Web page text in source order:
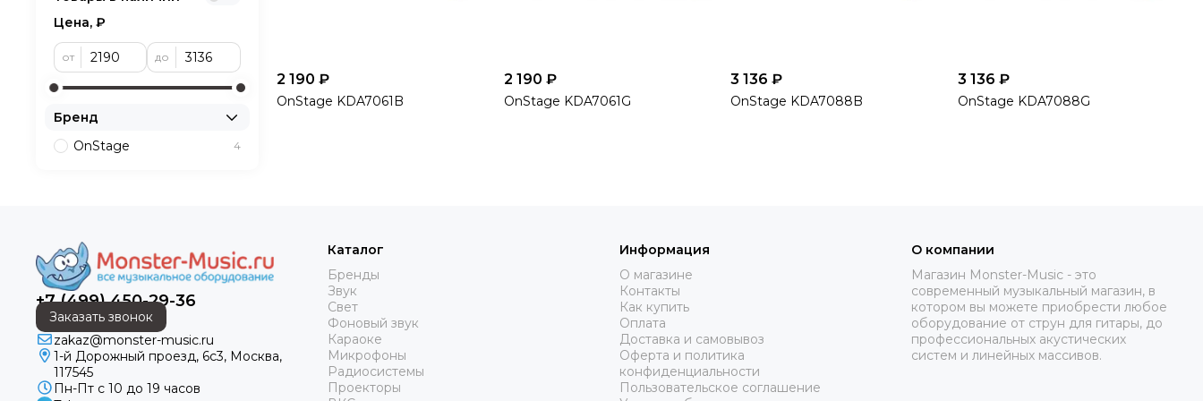
2 190 ₽
OnStage KDA7061B
2 190 ₽
OnStage KDA7061G
3 136 ₽
OnStage KDA7088B
3 136 ₽
OnStage KDA7088G
Цена, ₽
от до
Бренд
OnStage
4
+7 (499) 450-29-36
Заказать звонок
zakaz@monster-music.ru
1-й Дорожный проезд, 6с3, Москва,
117545
Пн-Пт с 10 до 19 часов
Каталог
Бренды
Звук
Свет
Фоновый звук
Караоке
Микрофоны
Радиосистемы
Проекторы
Информация
О магазине
Контакты
Как купить
Оплата
Доставка и самовывоз
Оферта и политика
конфиденциальности
Пользовательское соглашение
О компании
Магазин Monster-Music - это
современный музыкальный магазин, в
котором вы можете приобрести любое
оборудование от струн для гитары, до
профессиональных акустических
систем и линейных массивов.